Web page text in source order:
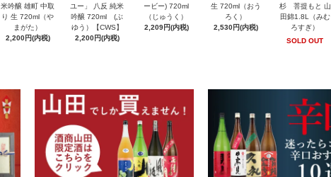
米吟醸 雄町 中取
り 生 720ml（や
まがた）
2,200円(内税)
ユー」 八反 純米
吟醸 720ml (ぶ
ゆう）【CWS】
2,200円(内税)
ービー) 720ml
（じゅうく）
2,209円(内税)
生 720ml（おう
ろく）
2,530円(内税)
杉 菩提もと 山
田錦1.8L（みむ
ろすぎ）
SOLD OUT